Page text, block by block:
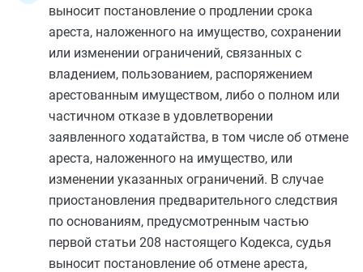
выносит постановление о продлении срока
ареста, наложенного на имущество, сохранении
или изменении ограничений, связанных с
владением, пользованием, распоряжением
арестованным имуществом, либо о полном или
частичном отказе в удовлетворении
заявленного ходатайства, в том числе об отмене
ареста, наложенного на имущество, или
изменении указанных ограничений. В случае
приостановления предварительного следствия
по основаниям, предусмотренным частью
первой статьи 208 настоящего Кодекса, судья
выносит постановление об отмене ареста,